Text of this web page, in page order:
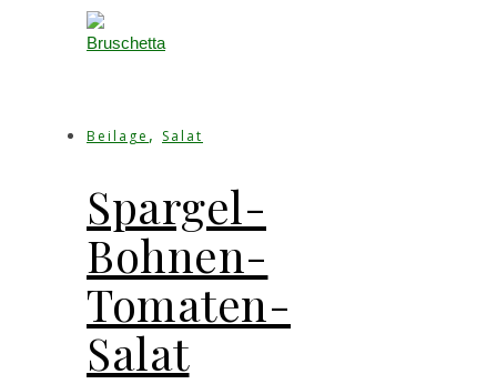
Beilage , Salat
Spargel-
Bohnen-
Tomaten-
Salat